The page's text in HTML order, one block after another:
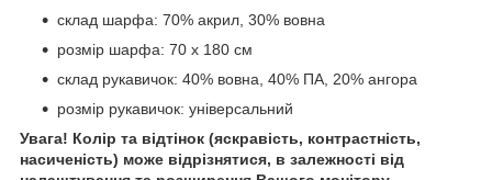
склад шарфа: 70% акрил, 30% вовна
розмір шарфа: 70 х 180 см
склад рукавичок: 40% вовна, 40% ПА, 20% ангора
розмір рукавичок: універсальний
Увага! Колір та відтінок (яскравість, контрастність,
насиченість) може відрізнятися, в залежності від